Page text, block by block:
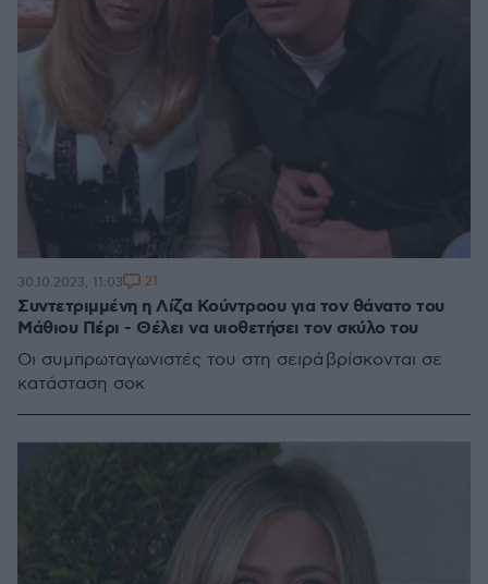
Συντετριμμένη η Λίζα Κούντροου για τον θάνατο του
Μάθιου Πέρι - Θέλει να υιοθετήσει τον σκύλο του
Οι συμπρωταγωνιστές του στη σειρά βρίσκονται σε
κατάσταση σοκ
30.10.2023, 11:03 21